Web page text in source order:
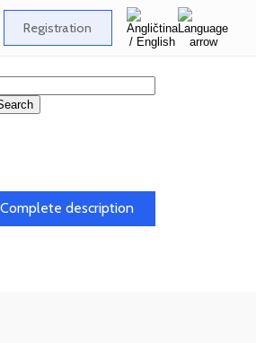
Registration
Complete description